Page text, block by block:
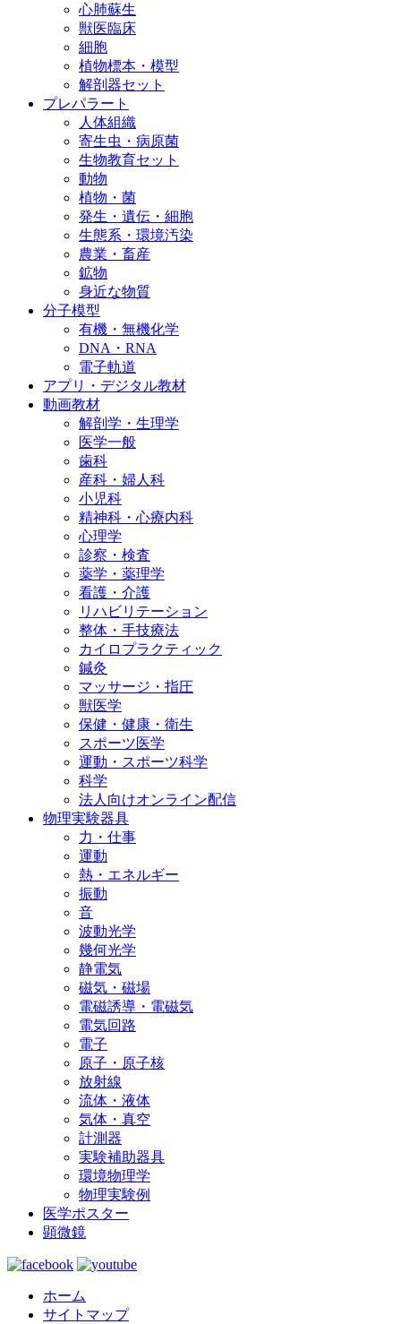
心肺蘇生
獣医臨床
細胞
植物標本・模型
解剖器セット
プレパラート
人体組織
寄生虫・病原菌
生物教育セット
動物
植物・菌
発生・遺伝・細胞
生態系・環境汚染
農業・畜産
鉱物
身近な物質
分子模型
有機・無機化学
DNA・RNA
電子軌道
アプリ・デジタル教材
動画教材
解剖学・生理学
医学一般
歯科
産科・婦人科
小児科
精神科・心療内科
心理学
診察・検査
薬学・薬理学
看護・介護
リハビリテーション
整体・手技療法
カイロプラクティック
鍼灸
マッサージ・指圧
獣医学
保健・健康・衛生
スポーツ医学
運動・スポーツ科学
科学
法人向けオンライン配信
物理実験器具
力・仕事
運動
熱・エネルギー
振動
音
波動光学
幾何光学
静電気
磁気・磁場
電磁誘導・電磁気
電気回路
電子
原子・原子核
放射線
流体・液体
気体・真空
計測器
実験補助器具
環境物理学
物理実験例
医学ポスター
顕微鏡
ホーム
サイトマップ